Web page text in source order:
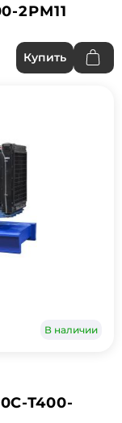
2РМ11
Купить
В наличии
Т400-